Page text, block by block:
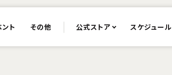
ト その他 公式ストア スケジュール